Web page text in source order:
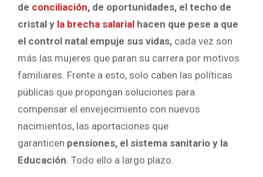
de conciliación, de oportunidades, el techo de
cristal y la brecha salarial hacen que pese a que
el control natal empuje sus vidas, cada vez son
más las mujeres que paran su carrera por motivos
familiares. Frente a esto, solo caben las políticas
públicas que propongan soluciones para
compensar el envejecimiento con nuevos
nacimientos, las aportaciones que
garanticen pensiones, el sistema sanitario y la
Educación . Todo ello a largo plazo.